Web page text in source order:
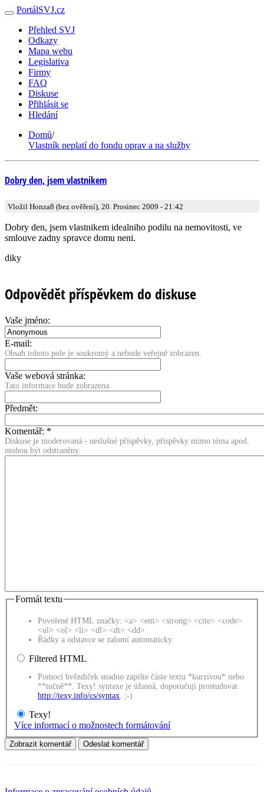
PortálSVJ.cz
Přehled SVJ
Odkazy
Mapa webu
Legislativa
Firmy
FAQ
Diskuse
Přihlásit se
Hledání
Domů/
Vlastník neplatí do fondu oprav a na služby
Dobry den, jsem vlastnikem
Vložil Honza8 (bez ověření), 20. Prosinec 2009 - 21:42
Dobry den, jsem vlastnikem idealniho podilu na nemovitosti, ve
smlouve zadny spravce domu neni.
diky
Odpovědět příspěvkem do diskuse
Vaše jméno:
E-mail:
Obsah tohoto pole je soukromý a nebude veřejně zobrazen.
Vaše webová stránka:
Tato informace bude zobrazena.
Předmět:
Komentář: *
Diskuse je moderovaná - neslušné příspěvky, příspěvky mimo téma apod.
mohou být odstraněny.
Formát textu
Povolené HTML značky: <a> <em> <strong> <cite> <code>
<ul> <ol> <li> <dl> <dt> <dd>
Řádky a odstavce se zalomí automaticky.
Filtered HTML
Pomocí hvězdiček snadno zapište částe textu *kurzívou* nebo
**tučně**. Texy! syntaxe je úžasná, doporučuji prostudovat
http://texy.info/cs/syntax . ;-)
Texy!
Více informací o možnostech formátování